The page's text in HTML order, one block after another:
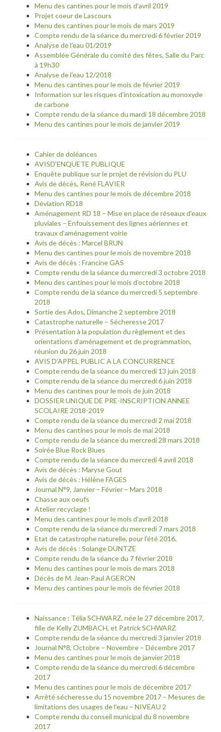
Menu des cantines pour le mois d’avril 2019
Projet coeur de Lascours
Menu des cantines pour le mois de mars 2019
Compte rendu de la séance du mercredi 6 février 2019
Analyse de l’eau 01/2019
Assemblée Générale du comité des fêtes, Salle du Parc
à 19h30
Analyse de l’eau 12/2018
Menu des cantines pour le mois de février 2019
Information sur les risques d’intoxication au monoxyde
de carbone
Compte rendu de la séance du mardi 18 décembre 2018
Menu des cantines pour le mois de janvier 2019
Cahier de doléances
AVISD’ENQUETE PUBLIQUE
Enquête publique sur le projet de révision du PLU
Avis de décès, René FLAVIER
Menu des cantines pour le mois de décembre 2018
Déviation RD18
Aménagement RD 18 – Mise en place de réseaux d’eaux
pluviales – Enfouissement des lignes aériennes et
travaux d’aménagement voirie
Avis de décès : Marcel BRUN
Menu des cantines pour le mois de novembre 2018
Avis de décès : Francine GAS
Compte rendu de la séance du mercredi 3 octobre 2018
Menu des cantines pour le mois d’octobre 2018
Compte rendu de la séance du mercredi 5 septembre
2018
Sortie des Ados, Dimanche 2 septembre 2018
Catastrophe naturelle – Sécheresse 2017
Présentation à la population du règlement et des
orientations d’aménagement et de programmation,
réunion du 26 juin 2018
AVIS D’APPEL PUBLIC A LA CONCURRENCE
Compte rendu de la séance du mercredi 13 juin 2018
Compte rendu de la séance du mercredi 6 juin 2018
Menu des cantines pour le mois de juin 2018
DOSSIER UNIQUE DE PRE-INSCRIPTION ANNEE
SCOLAIRE 2018-2019
Compte rendu de la séance du mercredi 2 mai 2018
Menu des cantines pour le mois de mai 2018
Compte rendu de la séance du mercredi 28 mars 2018
Soirée Blue Rock Blues
Compte rendu de la séance du mercredi 4 avril 2018
Avis de décès : Maryse Gout
Avis de décès : Hélène FAGES
Journal N°9, Janvier – Février – Mars 2018
Chasse aux oeufs
Atelier recyclage !
Menu des cantines pour le mois d’avril 2018
Compte rendu de la séance du mercredi 7 mars 2018
Etat de catastrophe naturelle, pour l’été 2016.
Avis de décès : Solange DUNTZE
Compte rendu de la séance du 7 février 2018
Menu des cantines pour le mois de mars 2018
Décès de M. Jean-Paul AGERON
Menu des cantines pour le mois de février 2018
Naissance : Télia SCHWARZ, née le 27 décembre 2017,
fille de Kelly ZUMBACH, et Patrick SCHWARZ
Compte rendu de la séance du mercredi 3 janvier 2018
Journal N°8, Octobre – Novembre – Décembre 2017
Menu des cantines pour le mois de janvier 2018
Compte rendu de la séance du mercredi 6 décembre
2017
Menu des cantines pour le mois de décembre 2017
Arrêté sécheresse du 15 novembre 2017 – Mesures de
limitations des usages de l’eau – NIVEAU 2
Compte rendu du conseil municipal du 8 novembre
2017